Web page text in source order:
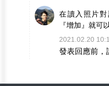
在讀入照片
『增加』就可
2021.02.20
發表回應前，